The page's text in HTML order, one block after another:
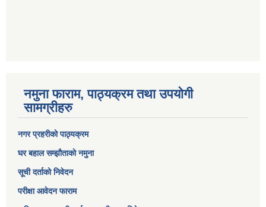
नमुना फाराम, पाठ्यक्रम तथा उपयोगी
सामग्रीहरु
नगर प्रहरीको पाठ्यक्रम
घर बहाल सम्झौताको नमुना
सूची दर्ताको निवेदन
परीक्षा आवेदन फाराम